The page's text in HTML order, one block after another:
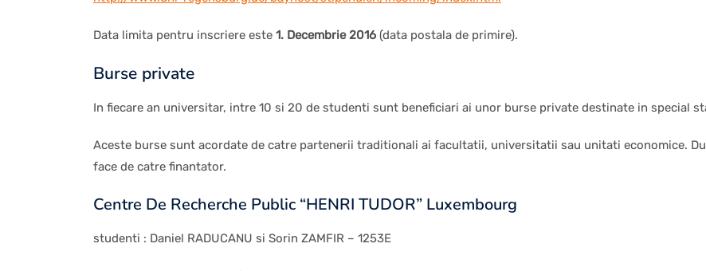
Data limita pentru inscriere este 1. Decembrie 2016 (data postala de primire).
Burse private
In fiecare an universitar, intre 10 si 20 de studenti sunt beneficiari ai unor burse private destinate in special
Aceste burse sunt acordate de catre partenerii traditionali ai facultatii, universitatii sau unitati economice.
face de catre finantator.
Centre De Recherche Public “HENRI TUDOR” Luxembourg
studenti : Daniel RADUCANU si Sorin ZAMFIR – 1253E